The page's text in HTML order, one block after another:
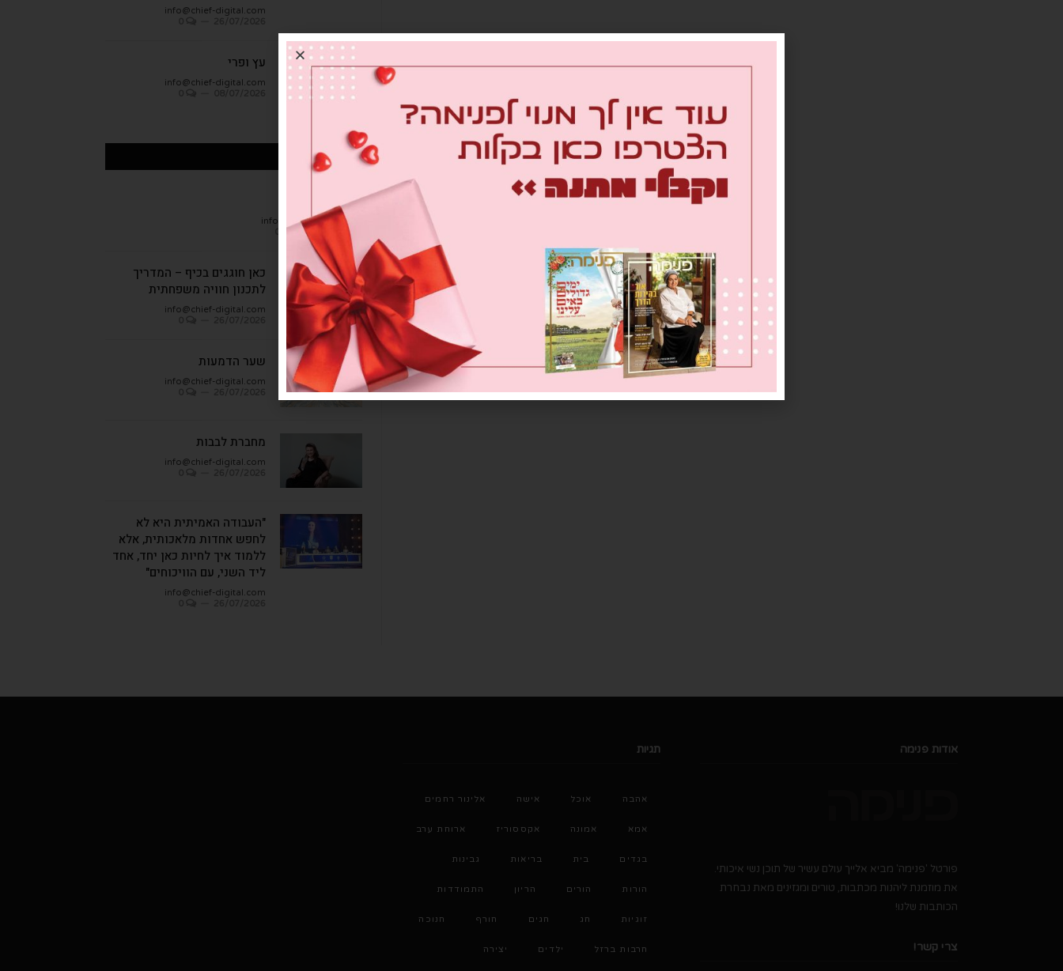
info@chief-digital.com
עץ ופרי
info@chief-digital.com
כתבות אחרונות
מבחן הגמבה
info@chief-digital.com
26/07/2026
כאן חוגגים בכיף – המדריך
לתכנון חוויה משפחתית
info@chief-digital.com
שער הדמעות
info@chief-digital.com
מחברת לבבות
info@chief-digital.com
"העבודה האמיתית היא לא
לחפש אחדות מלאכותית, אלא
ללמוד איך לחיות כאן יחד, אחד
ליד השני, עם הוויכוחים"
info@chief-digital.com
אודות פנימה
פורטל 'פנימה' מביא אלייך עולם עשיר של תוכן נשי איכותי.
את מוזמנת ליהנות מכתבות, טורים ומגזינים מאת נבחרת
הכותבות שלנו!
צרי קשר!
תגיות
אהבה אוכל אישה אלינור רחמים
אמא אמונה אקססוריז ארוחת ערב
בגדים בית בריאות גבינות
הורות הורים הריון התמודדות
זוגיות חג חגים חורף חנוכה
חרבות ברזל ילדים יצירה